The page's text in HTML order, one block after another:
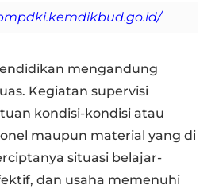
mengandung
Kegiatan supervisi
kondisi-kondisi atau
maupun material yang di
situasi belajar-
dan usaha memenuhi